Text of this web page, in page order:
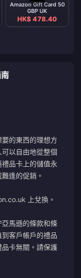
Amazon Gift Card 50
GBP UK
HK$ 478.40
的東西的理想方
以自由地從整個
品卡上的儲值永
逢的促銷。
上兌換。
馬遜的條款和條
客戶帳戶的禮品
卡無關。請保護